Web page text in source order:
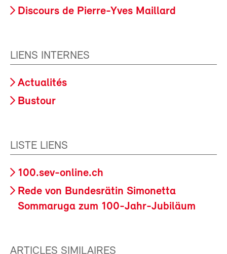
Discours de Pierre-Yves Maillard
LIENS INTERNES
Actualités
Bustour
LISTE LIENS
100.sev-online.ch
Rede von Bundesrätin Simonetta
Sommaruga zum 100-Jahr-Jubiläum
ARTICLES SIMILAIRES